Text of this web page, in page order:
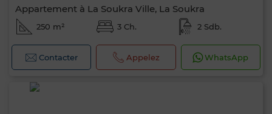
Appartement à La Soukra Ville, La Soukra
250 m² 3 Ch. 2 Sdb.
Contacter Appelez WhatsApp